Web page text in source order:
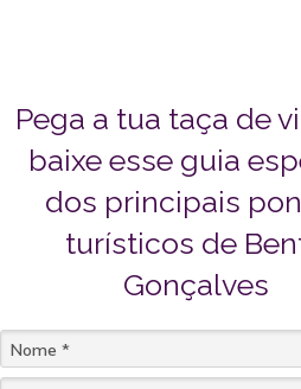
Pega a tua taça de
baixe esse guia
dos principais
turísticos de
Gonçalves